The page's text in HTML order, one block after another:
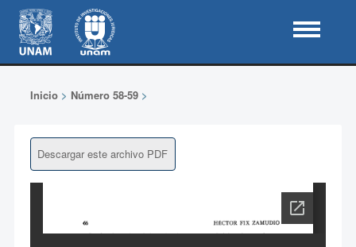
Inicio> Número 58-59>
Descargar este archivo PDF